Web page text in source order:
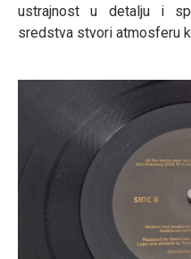
ustrajnost u detalju i
sredstva stvori atmosferu